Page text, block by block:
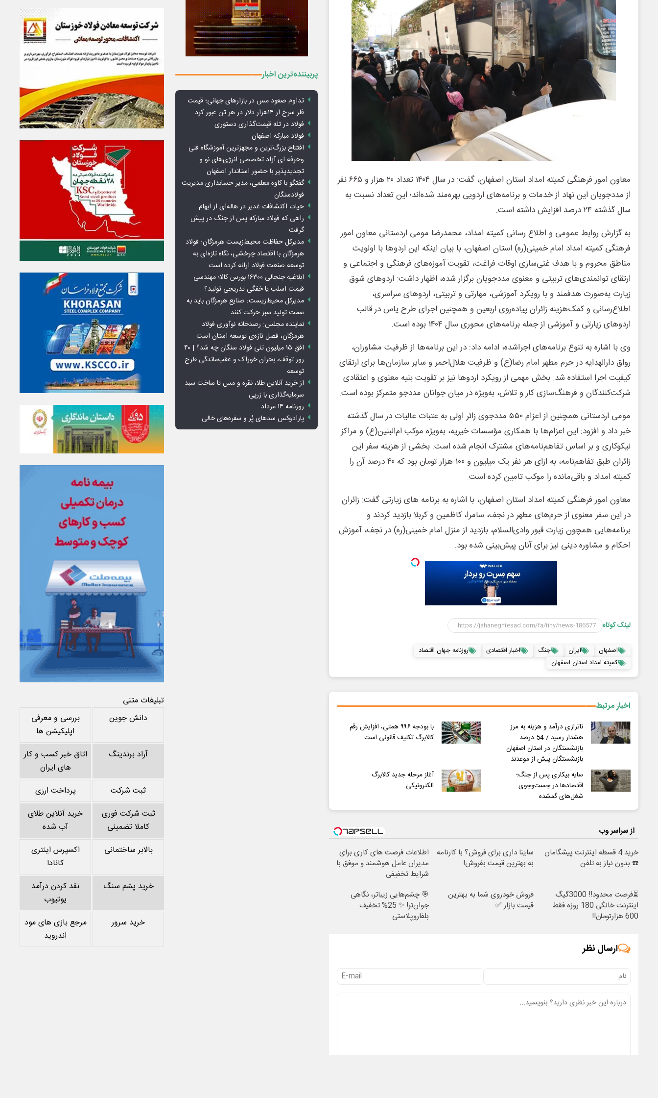
معاون امور فرهنگی کمیته امداد استان اصفهان، گفت: در سال ۱۴۰۴ تعداد ۲۰ هزار و ۶۶۵ نفر
از مددجویان این نهاد از خدمات و برنامه‌های اردویی بهره‌مند شده‌اند؛ این تعداد نسبت به
سال گذشته ۲۴ درصد افزایش داشته است.
به گزارش روابط عمومی و اطلاع رسانی کمیته امداد، محمدرضا مومی اردستانی معاون امور
فرهنگی کمیته امداد امام خمینی(ره) استان اصفهان، با بیان اینکه این اردوها با اولویت
مناطق محروم و با هدف غنی‌سازی اوقات فراغت، تقویت آموزه‌های فرهنگی و اجتماعی و
ارتقای توانمندی‌های تربیتی و معنوی مددجویان برگزار شده، اظهار داشت: اردوهای شوق
زیارت به‌صورت هدفمند و با رویکرد آموزشی، مهارتی و تربیتی، اردوهای سراسری،
اطلاع‌رسانی و کمک‌هزینه زائران پیاده‌روی اربعین و همچنین اجرای طرح یاس در قالب
اردوهای زیارتی و آموزشی از جمله برنامه‌های محوری سال ۱۴۰۴ بوده است.
وی با اشاره به تنوع برنامه‌های اجراشده، ادامه داد: در این برنامه‌ها از ظرفیت مشاوران،
رواق دارالهدایه در حرم مطهر امام رضا(ع) و ظرفیت هلال‌احمر و سایر سازمان‌ها برای ارتقای
کیفیت اجرا استفاده شد. بخش مهمی از رویکرد اردوها نیز بر تقویت بنیه معنوی و اعتقادی
شرکت‌کنندگان و فرهنگ‌سازی کار و تلاش، به‌ویژه در میان جوانان مددجو متمرکز بوده است.
مومی اردستانی همچنین از اعزام ۵۵۰ مددجوی زائر اولی به عتبات عالیات در سال گذشته
خبر داد و افزود: این اعزام‌ها با همکاری مؤسسات خیریه، به‌ویژه موکب ام‌البنین(ع) و مراکز
نیکوکاری و بر اساس تفاهم‌نامه‌های مشترک انجام شده است. بخشی از هزینه سفر این
زائران طبق تفاهم‌نامه، به ازای هر نفر یک میلیون و ۱۰۰ هزار تومان بود که ۴۰ درصد آن را
کمیته امداد و باقی‌مانده را موکب تامین کرده است.
معاون امور فرهنگی کمیته امداد استان اصفهان، با اشاره به برنامه های زیارتی گفت: زائران
در این سفر معنوی از حرم‌های مطهر در نجف، سامرا، کاظمین و کربلا بازدید کردند و
برنامه‌هایی همچون زیارت قبور وادی‌السلام، بازدید از منزل امام خمینی(ره) در نجف، آموزش
احکام و مشاوره دینی نیز برای آنان پیش‌بینی شده بود.
لینک کوتاه
اصفهان ایران جنگ اخبار اقتصادی
روزنامه جهان اقتصاد
کمیته امداد استان اصفهان
اخبار مرتبط
ناترازی درآمد و هزینه به مرز
هشدار رسید / 54 درصد
بازنشستگان در استان اصفهان
بازنشستگان پیش از موعدند
با بودجه ۹۹۶ همتی، افزایش رقم
کالابرگ تکلیف قانونی است
سایه بیکاری پس از جنگ؛
اقتصادها در جست‌وجوی
شغل‌های گمشده
آغاز مرحله جدید کالابرگ
الکترونیکی
از سراسر وب
خرید 4 قسطه اینترنت پیشگامان
☎️ بدون نیاز به تلفن
ساینا داری برای فروش؟ با کارنامه
به بهترین قیمت بفروش!
اطلاعات فرصت های کاری برای
مدیران عامل هوشمند و موفق با
شرایط تخفیفی
⏳فرصت محدود!! 3000گیگ
اینترنت خانگی 180 روزه فقط
600 هزارتومان!!
فروش خودروی شما به بهترین
قیمت بازار ✅
🎯 چشم‌هایی زیباتر، نگاهی
جوان‌تر! ✨ 25% تخفیف
بلفاروپلاستی
ارسال نظر
پربیننده‌ترین اخبار
تداوم صعود مس در بازارهای جهانی؛ قیمت
فلز سرخ از ۱۴هزار دلار در هر تن عبور کرد
فولاد در تله قیمت‌گذاری دستوری
فولاد مبارکه اصفهان
افتتاح بزرگ‌ترین و مجهزترین آموزشگاه فنی
وحرفه ای آزاد تخصصی انرژی‌های نو و
تجدیدپذیر با حضور استاندار اصفهان
گفتگو با کاوه معلمی، مدیر حسابداری مدیریت
فولادسنگان
حیات اکتشافات غدیر در هاله‌ای از ابهام
راهی که فولاد مبارکه پس از جنگ در پیش
گرفت
مدیرکل حفاظت محیط‌زیست هرمزگان: فولاد
هرمزگان با اقتصاد چرخشی، نگاه تازه‌ای به
توسعه صنعت فولاد ارائه کرده است
ابلاغیه جنجالی ۱۶۳۰۰ بورس کالا؛ مهندسی
قیمت اسلب یا خفگی تدریجی تولید؟
مدیرکل محیط‌زیست: صنایع هرمزگان باید به
سمت تولید سبز حرکت کنند
نماینده مجلس: رصدخانه نوآوری فولاد
هرمزگان، فصل تازه‌ی توسعه استان است
افق ۱۵ میلیون تنی فولاد سنگان چه شد؟ | ۴۰
روز توقف، بحران خوراک و عقب‌ماندگی طرح
توسعه
از خرید آنلاین طلا، نقره و مس تا ساخت سبد
سرمایه‌گذاری با زرپی
روزنامه ۱۴ مرداد
پارادوکس سدهای پُر و سفره‌های خالی
تبلیغات متنی
دانش جوین
بررسی و معرفی
اپلیکیشن ها
آراد برندینگ
اتاق خبر کسب و کار
های ایران
ثبت شرکت
پرداخت ارزی
ثبت شرکت فوری
کاملا تضمینی
خرید آنلاین طلای
آب شده
بالابر ساختمانی
اکسپرس اینتری
کانادا
خرید پشم سنگ
نقد کردن درآمد
یوتیوب
خرید سرور
مرجع بازی های مود
اندروید